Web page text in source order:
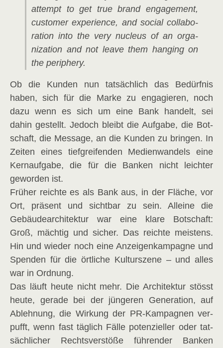
attempt to get true brand enga­ge­ment,
cus­to­mer expe­ri­ence, and social col­la­bo­
ra­ti­on into the very nucleus of an orga­
niza­ti­on and not lea­ve them han­ging on
the periphery.
Ob die Kun­den nun tat­säch­lich das Bedürf­nis
haben, sich für die Mar­ke zu enga­gie­ren, noch
dazu wenn es sich um eine Bank han­delt, sei
dahin gestellt. Jedoch bleibt die Auf­ga­be, die Bot­
schaft, die Mes­sa­ge, an die Kun­den zu brin­gen. In
Zei­ten eines tief­grei­fen­den Medi­en­wan­dels eine
Kern­auf­ga­be, die für die Ban­ken nicht leich­ter
gewor­den ist.
Frü­her reich­te es als Bank aus, in der Flä­che, vor
Ort, prä­sent und sicht­bar zu sein. Allei­ne die
Gebäu­de­ar­chi­tek­tur war eine kla­re Bot­schaft:
Groß, mäch­tig und sicher. Das reich­te meis­tens.
Hin und wie­der noch eine Anzei­gen­kam­pa­gne und
Spen­den für die ört­li­che Kul­tur­sze­ne – und alles
war in Ordnung.
Das läuft heu­te nicht mehr. Die Archi­tek­tur stösst
heu­te, gera­de bei der jün­ge­ren Gene­ra­ti­on, auf
Ableh­nung, die Wir­kung der PR-Kam­pa­gnen ver­
pufft, wenn fast täg­lich Fäl­le poten­zi­el­ler oder tat­
säch­li­cher Rechts­ver­stö­ße füh­ren­der Ban­ken